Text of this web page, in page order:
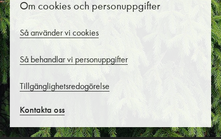
Om cookies och personuppgifter
Så använder vi cookies
Så behandlar vi personuppgifter
Tillgänglighetsredogörelse
Kontakta oss